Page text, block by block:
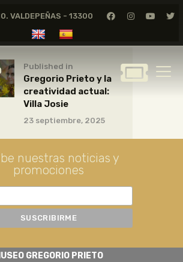
VALDEPEÑAS - 13300
MUSEO
GREGORIO
PRIETO
DE DIBUJO
Published in
Gregorio Prieto y la
creatividad actual:
Villa Josie
23 septiembre, 2025
nuestras noticias y
promociones
GREGORIO PRIETO